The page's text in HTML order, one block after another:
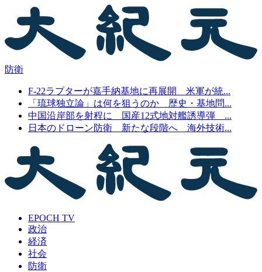
防衛
F-22ラプターが嘉手納基地に再展開 米軍が統...
「琉球独立論」は何を狙うのか 歴史・基地問...
中国沿岸部を射程に 国産12式地対艦誘導弾 ...
日本のドローン防衛 新たな段階へ 海外技術...
EPOCH TV
政治
経済
社会
防衛